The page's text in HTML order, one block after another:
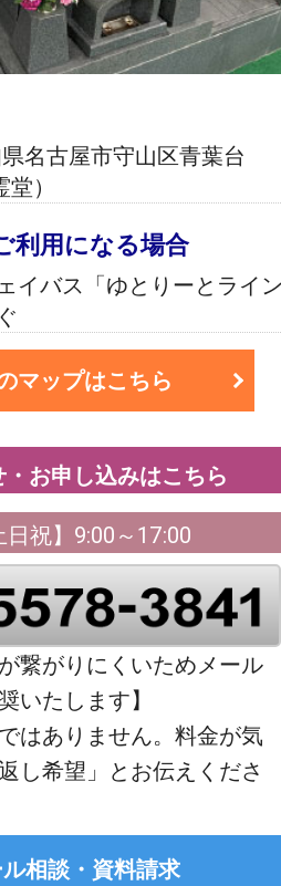
名古屋市守山区青葉台
）
利用になる場合
イバス「ゆとりーとライ
マップはこちら
お申し込みはこちら
日祝】9:00～17:00
繋がりにくいためメール
いたします】
はありません。料金が気
し希望」とお伝えくださ
相談・資料請求